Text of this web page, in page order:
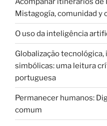
Mistagogía, comunidad y
O uso da inteligência
Globalização
simbólicas: uma leitura
portuguesa
Permanecer humanos:
comum